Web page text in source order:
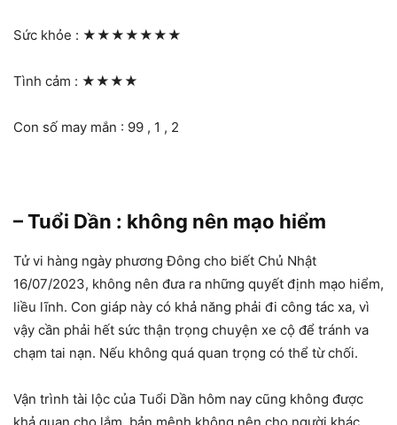
Sức khỏe : ★★★★★★★
Tình cảm : ★★★★
Con số may mắn : 99 , 1 , 2
– Tuổi Dần : không nên mạo hiểm
Tử vi hàng ngày phương Đông cho biết Chủ Nhật
16/07/2023, không nên đưa ra những quyết định mạo hiểm,
liều lĩnh. Con giáp này có khả năng phải đi công tác xa, vì
vậy cần phải hết sức thận trọng chuyện xe cộ để tránh va
chạm tai nạn. Nếu không quá quan trọng có thể từ chối.
Vận trình tài lộc của Tuổi Dần hôm nay cũng không được
khả quan cho lắm, bản mệnh không nên cho người khác